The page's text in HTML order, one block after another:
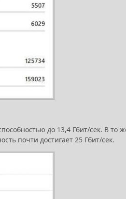
до 13,4 Гбит/сек. В то
почти достигает 25 Гбит/сек.